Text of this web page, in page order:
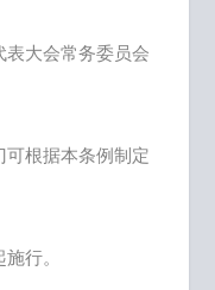
大会常务委员会
根据本条例制定
行。